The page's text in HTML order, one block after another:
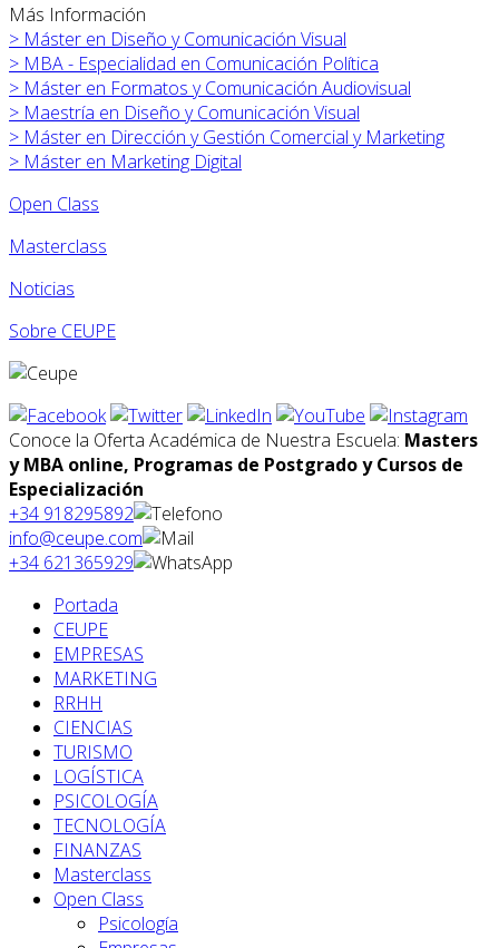
Más Información
> Máster en Diseño y Comunicación Visual
> MBA - Especialidad en Comunicación Política
> Máster en Formatos y Comunicación Audiovisual
> Maestría en Diseño y Comunicación Visual
> Máster en Dirección y Gestión Comercial y Marketing
> Máster en Marketing Digital
Open Class
Masterclass
Noticias
Sobre CEUPE
Conoce la Oferta Académica de Nuestra Escuela: Masters
y MBA online, Programas de Postgrado y Cursos de
Especialización
+34 918295892
info@ceupe.com
+34 621365929
Portada
CEUPE
EMPRESAS
MARKETING
RRHH
CIENCIAS
TURISMO
LOGÍSTICA
PSICOLOGÍA
TECNOLOGÍA
FINANZAS
Masterclass
Open Class
Psicología